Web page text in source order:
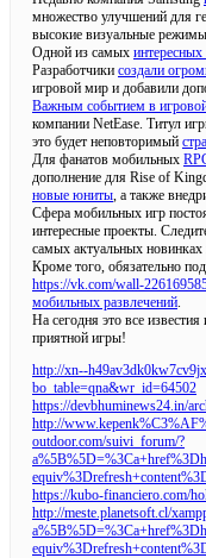
множество улучшений для
высокие визуальные
Одной из самых интересных
Разработчики создали
игровой мир и добавили
Важным событием в игровой
компании NetEase. Титул
это будет неповторимый
Для фанатов мобильных
дополнение для Rise of
новые юниты, а также
Сфера мобильных игр
интересные проекты.
самых актуальных новинках
Кроме того, обязательно
https://vk.com/wall-
мобильных развлечений.
На сегодня это все известия
приятной игры!
http://xn--
bo_table=qna&wr_id=64502
https://devbhuminews24.in/
http://
outdoor.com/suivi_forum/?
https://kubo-financiero.com/
http://meste.planetsoft.cl/